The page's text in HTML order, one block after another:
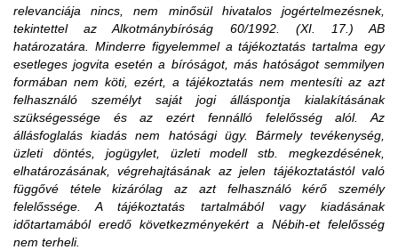
relevanciája nincs, nem minősül hivatalos jogértelmezésnek,
tekintettel az Alkotmánybíróság 60/1992. (XI. 17.) AB
határozatára. Minderre figyelemmel a tájékoztatás tartalma egy
esetleges jogvita esetén a bíróságot, más hatóságot semmilyen
formában nem köti, ezért, a tájékoztatás nem mentesíti az azt
felhasználó személyt saját jogi álláspontja kialakításának
szükségessége és az ezért fennálló felelősség alól. Az
állásfoglalás kiadás nem hatósági ügy. Bármely tevékenység,
üzleti döntés, jogügylet, üzleti modell stb. megkezdésének,
elhatározásának, végrehajtásának az jelen tájékoztatástól való
függővé tétele kizárólag az azt felhasználó kérő személy
felelőssége. A tájékoztatás tartalmából vagy kiadásának
időtartamából eredő következményekért a Nébih-et felelősség
nem terheli.
1. Mennyi idő múlva kerülhetek le a
honlapon közzétett jogsértések listájáról?
A közzétételtől számított ötödik év leteltekor. A tevékenység
korlátozásra utaló határozati részt hamarabb is el lehet
távolítani, amennyiben az ügyfél igazolja, hogy a korlátozás
megszüntetéséhez szükséges feltételt teljesítette.
Az érintett faanyag kereskedelmi lánchoz tartozó
tevékenységének felfüggesztése vagy tiltása, a
felfüggesztés vagy a tiltás fennállásáig szerepel a
honlapon.